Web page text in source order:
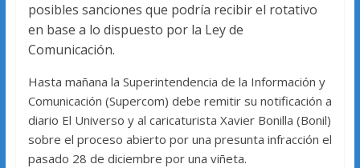
posibles sanciones que podría recibir el rotativo
en base a lo dispuesto por la Ley de
Comunicación.
Hasta mañana la Superintendencia de la Información y
Comunicación (Supercom) debe remitir su notificación a
diario El Universo y al caricaturista Xavier Bonilla (Bonil)
sobre el proceso abierto por una presunta infracción el
pasado 28 de diciembre por una viñeta.